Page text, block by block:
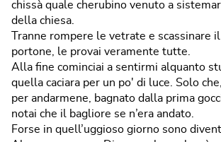
chissà quale cherubino venuto a
della chiesa.
Tranne rompere le vetrate e scassinare
portone, le provai veramente tutte.
Alla fine cominciai a sentirmi alquanto
quella caciara per un po' di luce. Solo
per andarmene, bagnato dalla prima
notai che il bagliore se n’era andato.
Forse in quell’uggioso giorno sono